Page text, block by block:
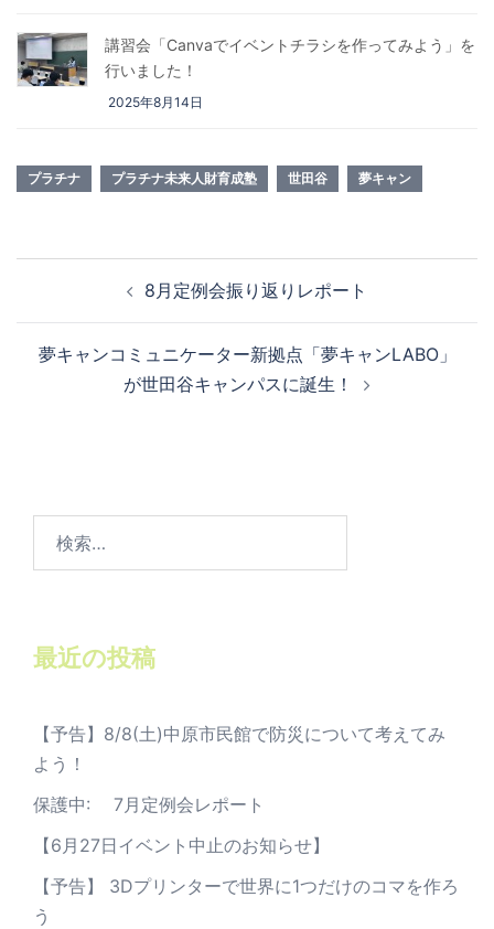
講習会「Canvaでイベントチラシを作ってみよう」を
行いました！
2025年8月14日
プラチナ プラチナ未来人財育成塾 世田谷 夢キャン
投稿ナビゲーション
8月定例会振り返りレポート
夢キャンコミュニケーター新拠点「夢キャンLABO」
が世田谷キャンパスに誕生！
最近の投稿
【予告】8/8(土)中原市民館で防災について考えてみ
よう！
保護中: 7月定例会レポート
【6月27日イベント中止のお知らせ】
【予告】 3Dプリンターで世界に1つだけのコマを作ろ
う